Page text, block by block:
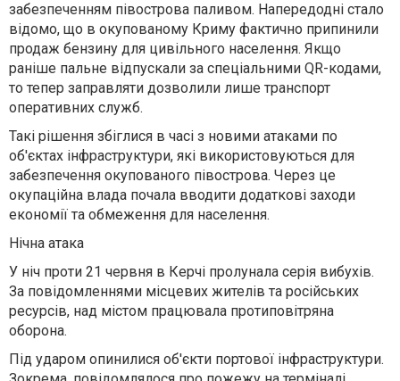
забезпеченням півострова паливом. Напередодні стало
відомо, що в окупованому Криму фактично припинили
продаж бензину для цивільного населення. Якщо
раніше пальне відпускали за спеціальними QR-кодами,
то тепер заправляти дозволили лише транспорт
оперативних служб.
Такі рішення збіглися в часі з новими атаками по
об'єктах інфраструктури, які використовуються для
забезпечення окупованого півострова. Через це
окупаційна влада почала вводити додаткові заходи
економії та обмеження для населення.
Нічна атака
У ніч проти 21 червня в Керчі пролунала серія вибухів.
За повідомленнями місцевих жителів та російських
ресурсів, над містом працювала протиповітряна
оборона.
Під ударом опинилися об'єкти портової інфраструктури.